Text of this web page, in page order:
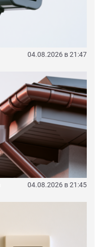
04.08.2026 в 21:47
04.08.2026 в 21:45